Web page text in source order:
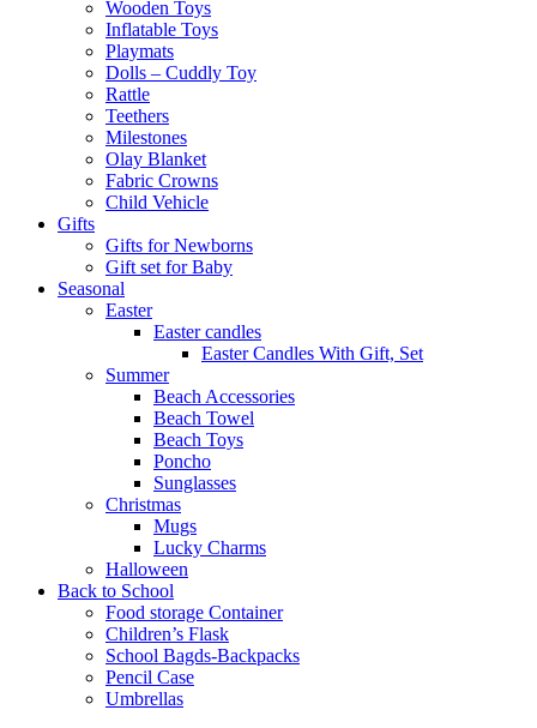
Wooden Toys
Inflatable Toys
Playmats
Dolls – Cuddly Toy
Rattle
Teethers
Milestones
Olay Blanket
Fabric Crowns
Child Vehicle
Gifts
Gifts for Newborns
Gift set for Baby
Seasonal
Easter
Easter candles
Easter Candles With Gift, Set
Summer
Beach Accessories
Beach Towel
Beach Toys
Poncho
Sunglasses
Christmas
Mugs
Lucky Charms
Halloween
Back to School
Food storage Container
Children’s Flask
School Bagds-Backpacks
Pencil Case
Umbrellas